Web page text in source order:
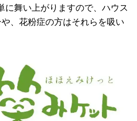
に舞い上がりますので、ハウス
、花粉症の方はそれらを吸い